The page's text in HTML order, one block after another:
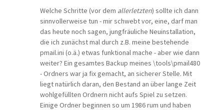
Welche Schritte (vor dem allerletzten) sollte ich dann
sinnvollerweise tun - mir schwebt vor, eine, darf man
das heute noch sagen, jungfräuliche Neuinstallation,
die ich zunächst mal durch z.B. meine bestehende
pmail.ini (o.ä.) etwas funktional mache - aber wie dann
weiter? Ein gesamtes Backup meines \tools\pmail480
- Ordners war ja fix gemacht, an sicherer Stelle. Mit
liegt natürlich daran, den Bestand an über lange Zeit
wohlgefüllten Ordnern nicht aufs Spiel zu setzen.
Einige Ordner beginnen so um 1986 rum und haben